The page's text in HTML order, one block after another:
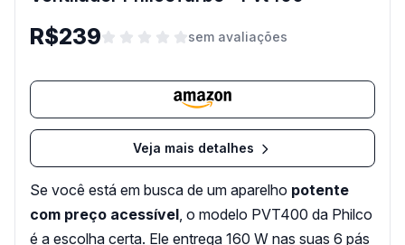
R$239 sem avaliações
Veja mais detalhes
Se você está em busca de um aparelho potente
com preço acessível , o modelo PVT400 da Philco
é a escolha certa. Ele entrega 160 W nas suas 6 pás